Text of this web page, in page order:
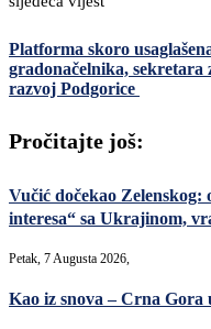
Platforma skoro
gradonačelnika,
razvoj Podgorice
Pročitajte još:
Vučić dočekao
interesa“ sa Ukrajinom,
Petak, 7 Augusta 2026,
Kao iz snova – Crna Gora